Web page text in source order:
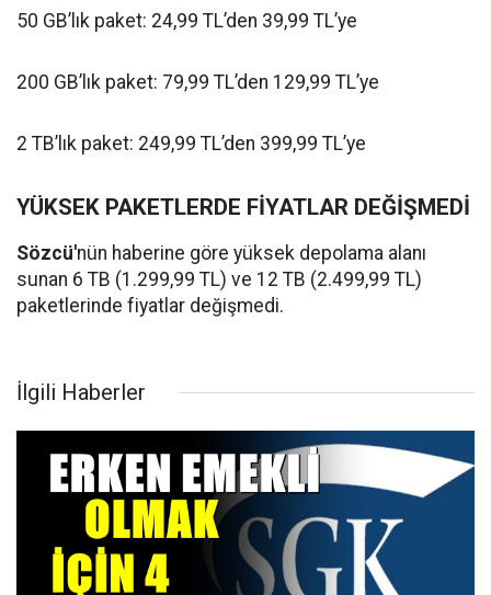
50 GB’lık paket: 24,99 TL’den 39,99 TL’ye
200 GB’lık paket: 79,99 TL’den 129,99 TL’ye
2 TB’lık paket: 249,99 TL’den 399,99 TL’ye
YÜKSEK PAKETLERDE FİYATLAR DEĞİŞMEDİ
Sözcü'nün haberine göre yüksek depolama alanı
sunan 6 TB (1.299,99 TL) ve 12 TB (2.499,99 TL)
paketlerinde fiyatlar değişmedi.
İlgili Haberler